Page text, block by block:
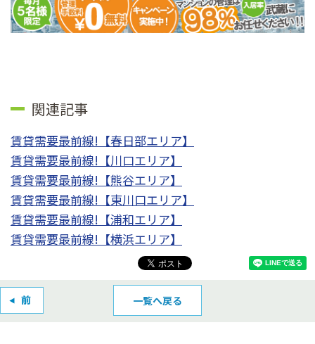
関連記事
賃貸需要最前線!【春日部エリア】
賃貸需要最前線!【川口エリア】
賃貸需要最前線!【熊谷エリア】
賃貸需要最前線!【東川口エリア】
賃貸需要最前線!【浦和エリア】
賃貸需要最前線!【横浜エリア】
一覧へ戻る